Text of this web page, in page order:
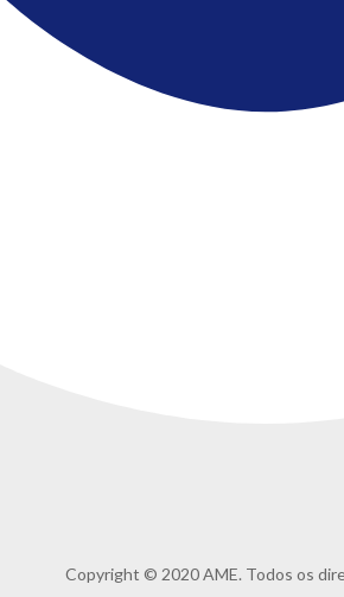
Copyright © 2020 AME. Todos os